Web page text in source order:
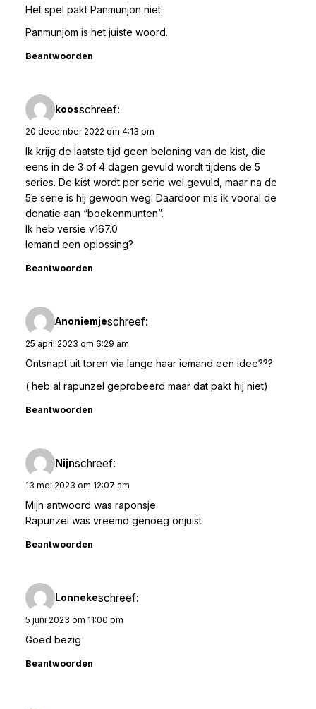
Het spel pakt Panmunjon niet.
Panmunjom is het juiste woord.
Beantwoorden
koosschreef:
20 december 2022 om 4:13 pm
Ik krijg de laatste tijd geen beloning van de kist, die
eens in de 3 of 4 dagen gevuld wordt tijdens de 5
series. De kist wordt per serie wel gevuld, maar na de
5e serie is hij gewoon weg. Daardoor mis ik vooral de
donatie aan “boekenmunten”.
Ik heb versie v167.0
Iemand een oplossing?
Beantwoorden
Anoniemjeschreef:
25 april 2023 om 6:29 am
Ontsnapt uit toren via lange haar iemand een idee???
( heb al rapunzel geprobeerd maar dat pakt hij niet)
Beantwoorden
Nijnschreef:
13 mei 2023 om 12:07 am
Mijn antwoord was raponsje
Rapunzel was vreemd genoeg onjuist
Beantwoorden
Lonnekeschreef:
5 juni 2023 om 11:00 pm
Goed bezig
Beantwoorden